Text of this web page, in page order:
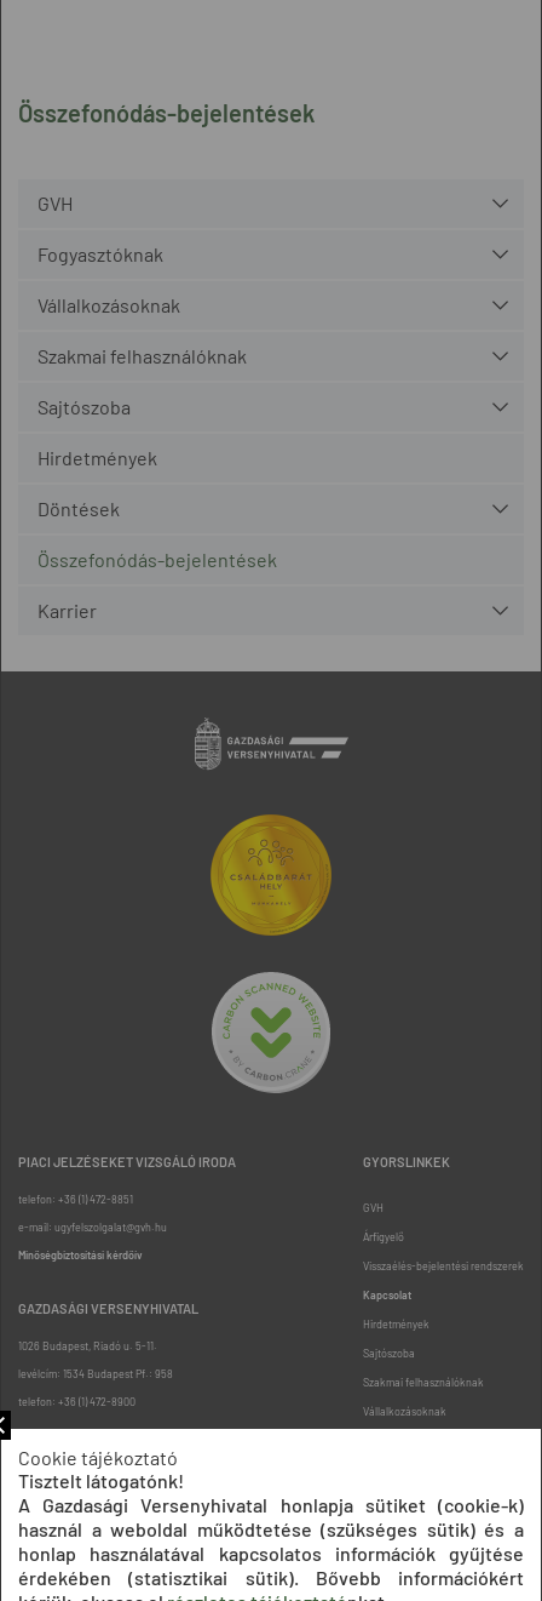
Összefonódás-bejelentések
GVH
Fogyasztóknak
Vállalkozásoknak
Szakmai felhasználóknak
Sajtószoba
Hirdetmények
Döntések
Összefonódás-bejelentések
Karrier
PIACI JELZÉSEKET VIZSGÁLÓ IRODA
telefon: +36 (1) 472-8851
e-mail: ugyfelszolgalat@gvh.hu
Minőségbiztosítási kérdőív
GAZDASÁGI VERSENYHIVATAL
1026 Budapest, Riadó u. 5-11.
levélcím: 1534 Budapest Pf.: 958
telefon: +36 (1) 472-8900
GYORSLINKEK
GVH
Árfigyelő
Visszaélés-bejelentési rendszerek
Kapcsolat
Hirdetmények
Sajtószoba
Szakmai felhasználóknak
Vállalkozásoknak
Oldaltérkép
Cookie tájékoztató
Tisztelt látogatónk!
A Gazdasági Versenyhivatal honlapja sütiket (cookie-k)
használ a weboldal működtetése (szükséges sütik) és a
honlap használatával kapcsolatos információk gyűjtése
érdekében (statisztikai sütik). Bővebb információkért